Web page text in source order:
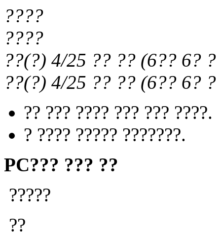
????
????
??(?) 4/25 ?? ?? (6?? 6?
??(?) 4/25 ?? ?? (6?? 6?
?? ??? ???? ??? ??? ????.
? ???? ????? ???????.
PC??? ??? ??
?????
??